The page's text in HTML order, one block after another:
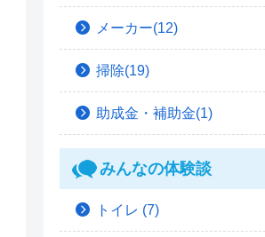
メーカー(12)
掃除(19)
助成金・補助金(1)
みんなの体験談
トイレ (7)